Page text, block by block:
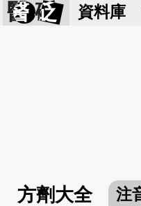
醫 砭 資料庫
方劑大全 注